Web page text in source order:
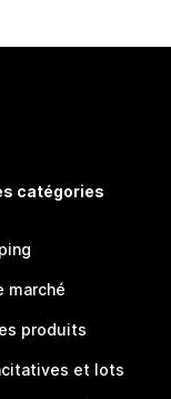
catégories
marché
produits
et lots